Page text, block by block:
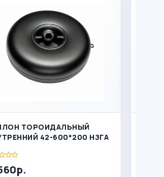
ТОРОИДАЛЬНЫЙ
42-600*200 НЗГА